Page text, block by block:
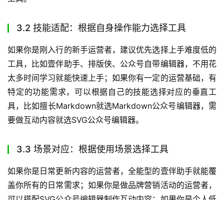
3.2 技能适配：根据自身操作能力选择工具
如果你是刚入行的新手运营者，建议优先选择上手难度低的
工具，比如壹伴助手、排版侠、公众号自带编辑器，不用花
太多时间学习就能快速上手；如果你有一定的运营基础，有
特定的功能需求，可以根据自己的技能选择对应的垂直工
具，比如擅长Markdown就选Markdown公众号编辑器，需
要做互动内容就选SVG公众号编辑器。
3.3 场景对应：根据使用场景选择工具
如果你是日常更新内容的运营者，全能型的壹伴助手就能覆
盖你所有的日常需求；如果你是做品牌营销活动的运营者，